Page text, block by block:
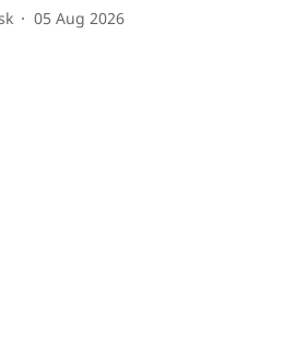
05 Aug 2026